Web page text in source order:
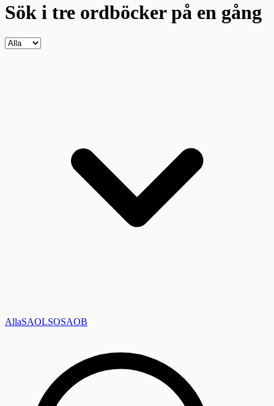
Sök i tre ordböckerpå en gång
AllaSAOLSOSAOB